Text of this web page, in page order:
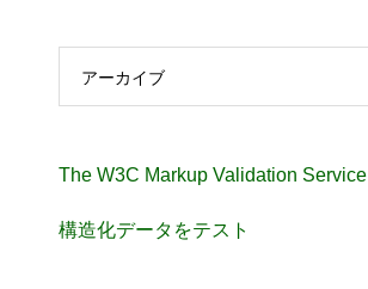
アーカイブ
The W3C Markup Validation Service
構造化データをテスト